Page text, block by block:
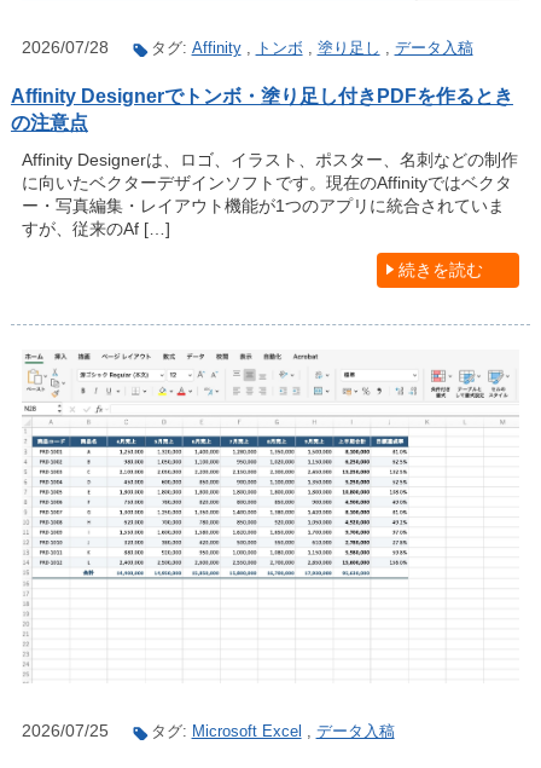
2026/07/28 タグ: Affinity, トンボ, 塗り足し , データ入稿
Affinity Designerでトンボ・塗り足し付きPDFを作るとき
の注意点
Affinity Designerは、ロゴ、イラスト、ポスター、名刺などの制作
に向いたベクターデザインソフトです。現在のAffinityではベクタ
ー・写真編集・レイアウト機能が1つのアプリに統合されていま
すが、従来のAf […]
続きを読む
2026/07/25 タグ: Microsoft Excel , データ入稿